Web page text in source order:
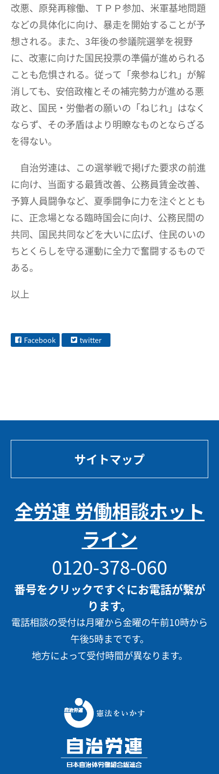
改悪、原発再稼働、ＴＰＰ参加、米軍基地問題
などの具体化に向け、暴走を開始することが予
想される。また、3年後の参議院選挙を視野
に、改憲に向けた国民投票の準備が進められる
ことも危惧される。従って「衆参ねじれ」が解
消しても、安倍政権とその補完勢力が進める悪
政と、国民・労働者の願いの「ねじれ」はなく
ならず、その矛盾はより明瞭なものとならざる
を得ない。
自治労連は、この選挙戦で掲げた要求の前進
に向け、当面する最賃改善、公務員賃金改善、
予算人員闘争など、夏季闘争に力を注ぐととも
に、正念場となる臨時国会に向け、公務民間の
共同、国民共同などを大いに広げ、住民のいの
ちとくらしを守る運動に全力で奮闘するもので
ある。
以上
Facebook twitter
サイトマップ
全労連 労働相談ホット
ライン
0120-378-060
番号をクリックですぐにお電話が繋が
ります。
電話相談の受付は月曜から金曜の午前10時から
午後5時までです。
地方によって受付時間が異なります。